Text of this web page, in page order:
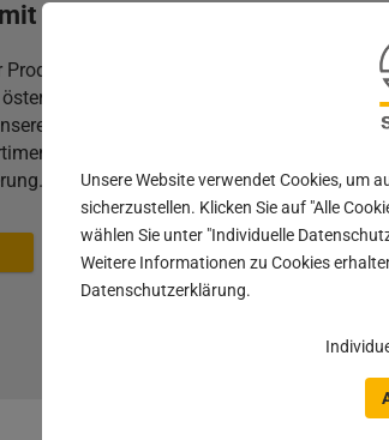
Unsere Website verwendet Cookies, um
sicherzustellen. Klicken Sie auf "Alle
wählen Sie unter "Individuelle
Weitere Informationen zu Cookies
Datenschutzerklärung.
einem starken Partner
im Technik- und Designbereich.
Familienunternehmen
Kunden aus Gewerbe, Industrie und
Am Dienstleistungssektor setzen wir